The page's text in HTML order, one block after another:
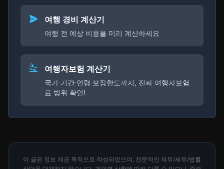
여행 경비 계산기
여행 전 예상 비용을 미리 계산하세요
여행자보험 계산기
국가·기간·연령·보장한도까지, 진짜 여행자보험
료 범위 확인!
이 글은 정보 제공 목적으로 작성되었으며, 전문적인 재무/세무/법률